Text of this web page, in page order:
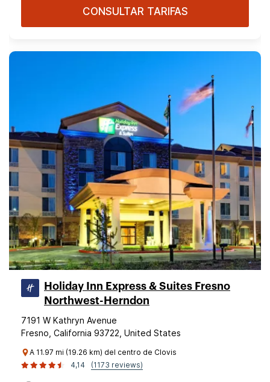
CONSULTAR TARIFAS
Holiday Inn Express & Suites Fresno
Northwest-Herndon
7191 W Kathryn Avenue
Fresno, California 93722, United States
A 11.97 mi (19.26 km) del centro de Clovis
4,14
(1173 reviews)